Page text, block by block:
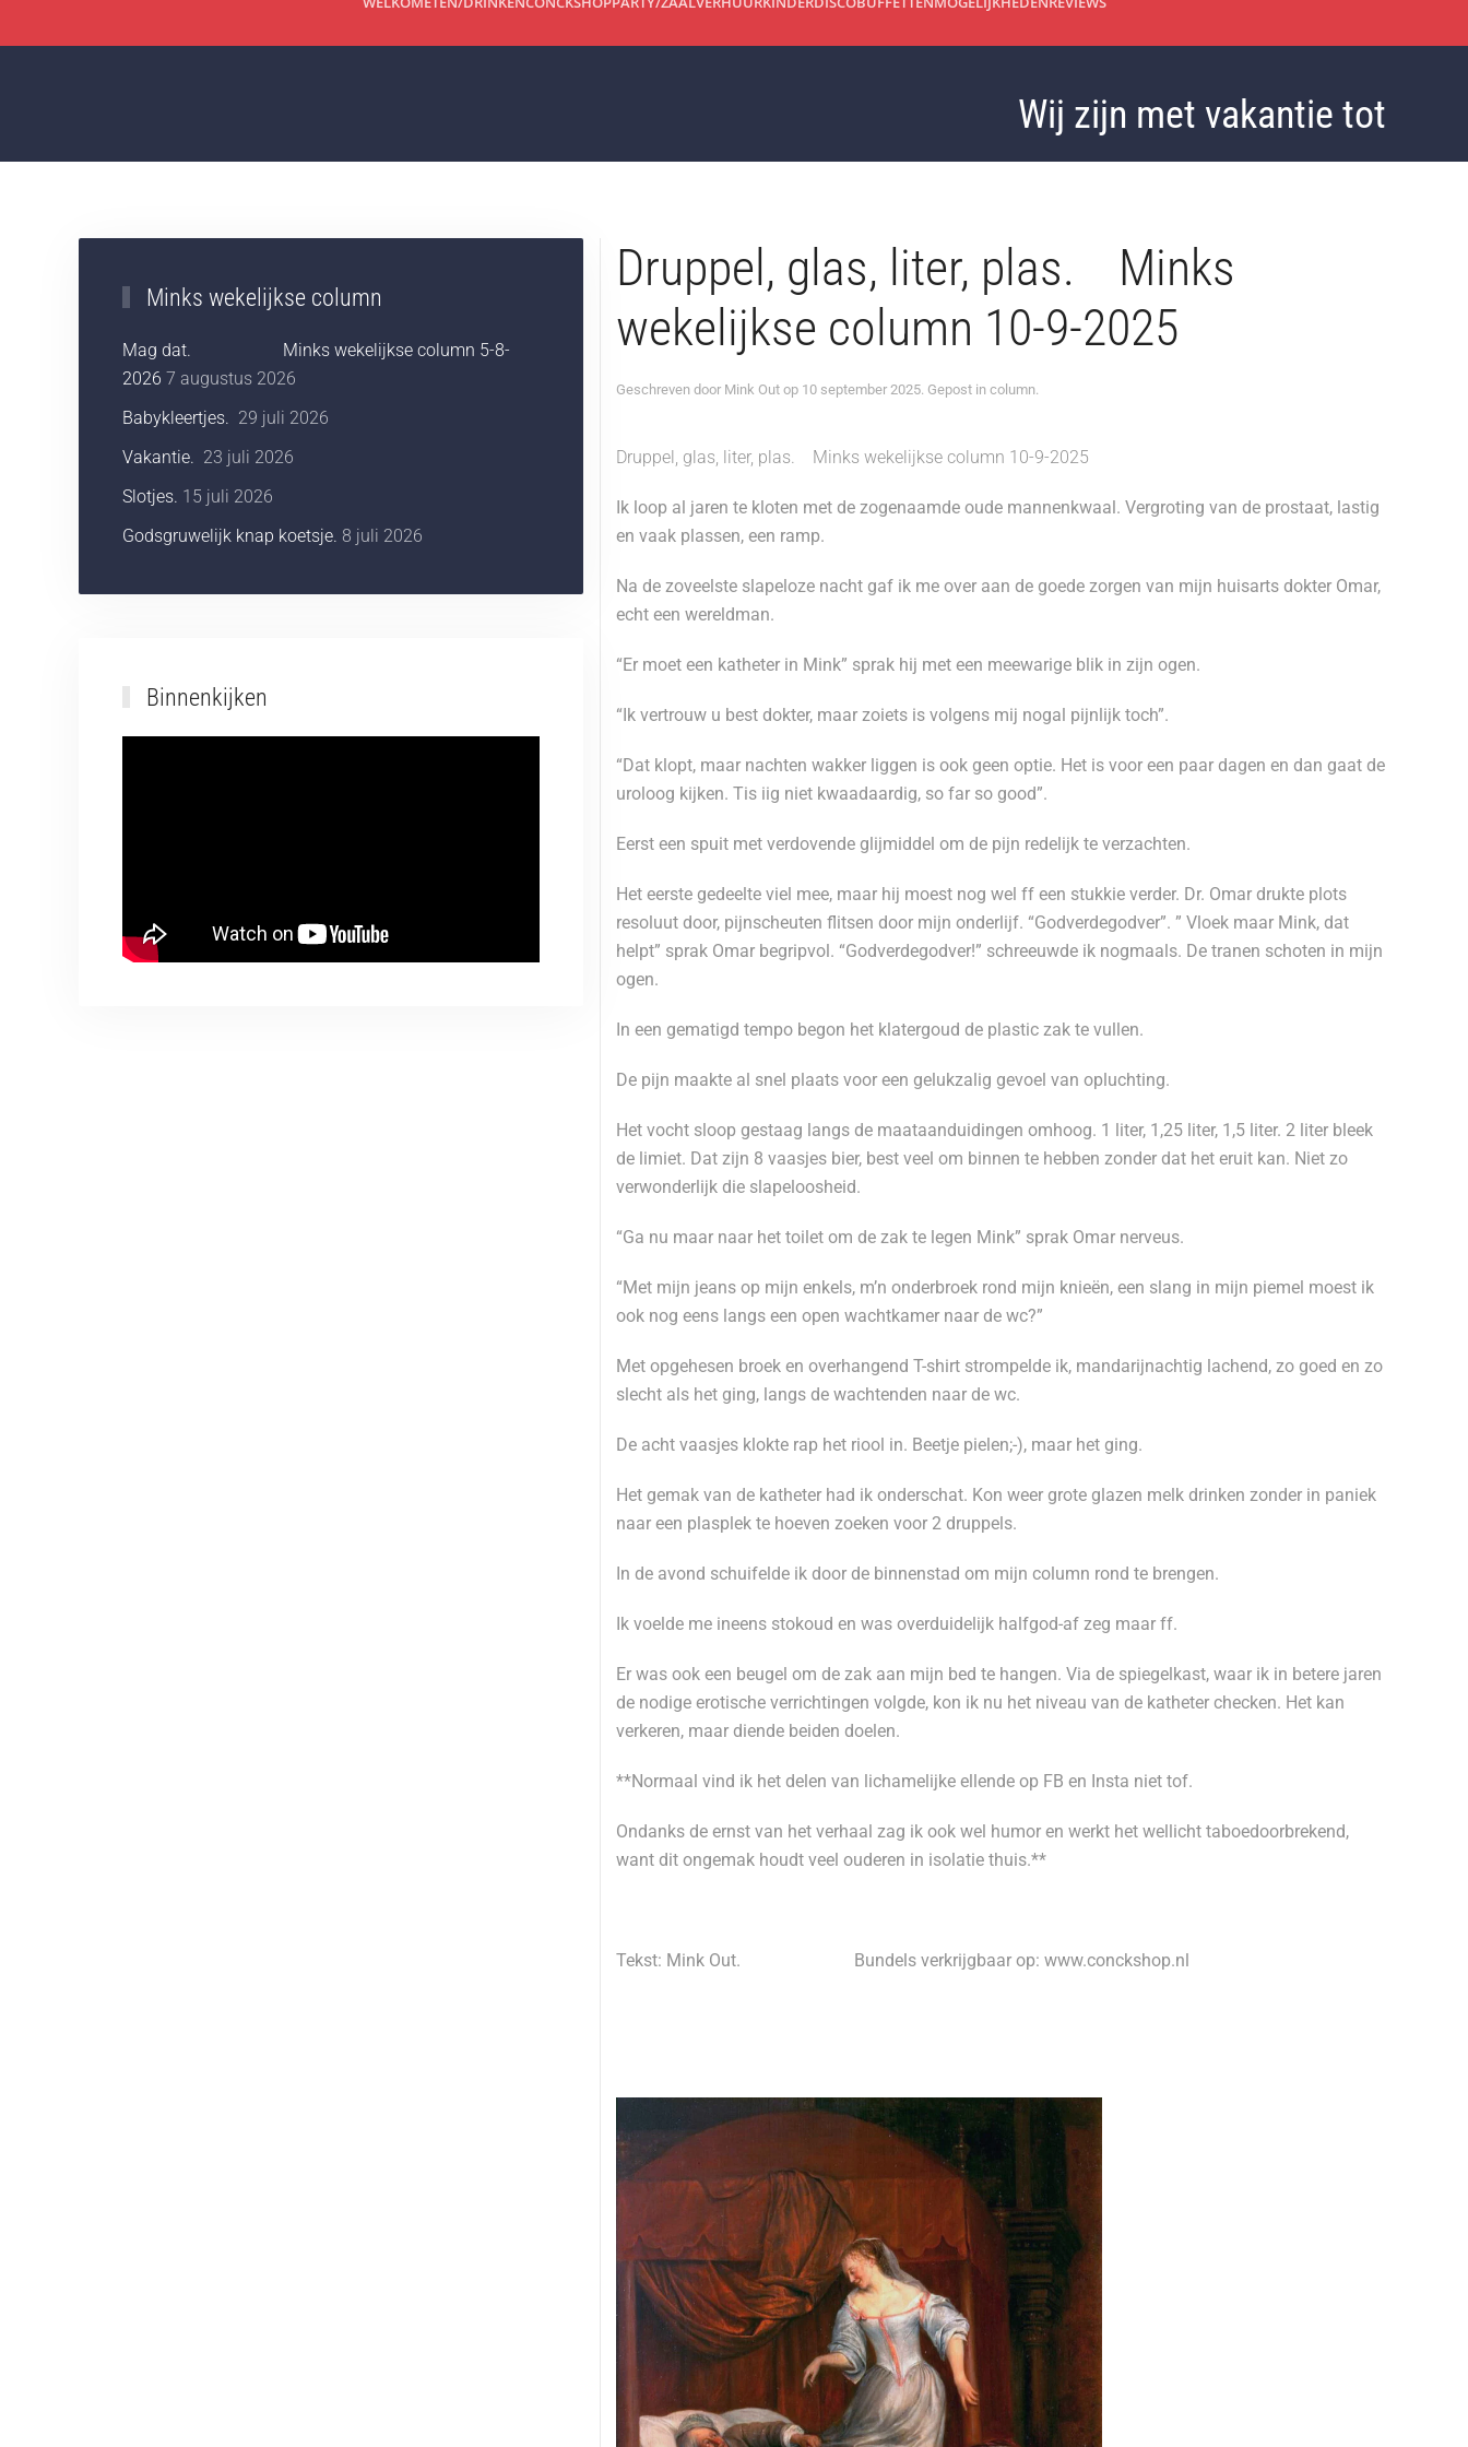
Wij zijn met vakantie tot 3
Druppel, glas, liter, plas. Minks
wekelijkse column 10-9-2025
Geschreven door Mink Out op 10 september 2025. Gepost in column.
Druppel, glas, liter, plas. Minks wekelijkse column 10-9-2025
Ik loop al jaren te kloten met de zogenaamde oude mannenkwaal. Vergroting van de prostaat, lastig
en vaak plassen, een ramp.
Na de zoveelste slapeloze nacht gaf ik me over aan de goede zorgen van mijn huisarts dokter Omar,
echt een wereldman.
“Er moet een katheter in Mink” sprak hij met een meewarige blik in zijn ogen.
“Ik vertrouw u best dokter, maar zoiets is volgens mij nogal pijnlijk toch”.
“Dat klopt, maar nachten wakker liggen is ook geen optie. Het is voor een paar dagen en dan gaat de
uroloog kijken. Tis iig niet kwaadaardig, so far so good”.
Eerst een spuit met verdovende glijmiddel om de pijn redelijk te verzachten.
Het eerste gedeelte viel mee, maar hij moest nog wel ff een stukkie verder. Dr. Omar drukte plots
resoluut door, pijnscheuten flitsen door mijn onderlijf. “Godverdegodver”. ” Vloek maar Mink, dat
helpt” sprak Omar begripvol. “Godverdegodver!” schreeuwde ik nogmaals. De tranen schoten in mijn
ogen.
In een gematigd tempo begon het klatergoud de plastic zak te vullen.
De pijn maakte al snel plaats voor een gelukzalig gevoel van opluchting.
Het vocht sloop gestaag langs de maataanduidingen omhoog. 1 liter, 1,25 liter, 1,5 liter. 2 liter bleek
de limiet. Dat zijn 8 vaasjes bier, best veel om binnen te hebben zonder dat het eruit kan. Niet zo
verwonderlijk die slapeloosheid.
“Ga nu maar naar het toilet om de zak te legen Mink” sprak Omar nerveus.
“Met mijn jeans op mijn enkels, m’n onderbroek rond mijn knieën, een slang in mijn piemel moest ik
ook nog eens langs een open wachtkamer naar de wc?”
Met opgehesen broek en overhangend T-shirt strompelde ik, mandarijnachtig lachend, zo goed en zo
slecht als het ging, langs de wachtenden naar de wc.
De acht vaasjes klokte rap het riool in. Beetje pielen;-), maar het ging.
Het gemak van de katheter had ik onderschat. Kon weer grote glazen melk drinken zonder in paniek
naar een plasplek te hoeven zoeken voor 2 druppels.
In de avond schuifelde ik door de binnenstad om mijn column rond te brengen.
Ik voelde me ineens stokoud en was overduidelijk halfgod-af zeg maar ff.
Er was ook een beugel om de zak aan mijn bed te hangen. Via de spiegelkast, waar ik in betere jaren
de nodige erotische verrichtingen volgde, kon ik nu het niveau van de katheter checken. Het kan
verkeren, maar diende beiden doelen.
**Normaal vind ik het delen van lichamelijke ellende op FB en Insta niet tof.
Ondanks de ernst van het verhaal zag ik ook wel humor en werkt het wellicht taboedoorbrekend,
want dit ongemak houdt veel ouderen in isolatie thuis.**
Tekst: Mink Out. Bundels verkrijgbaar op: www.conckshop.nl
Minks wekelijkse column
Mag dat. Minks wekelijkse column 5-8-
2026 7 augustus 2026
Babykleertjes. 29 juli 2026
Vakantie. 23 juli 2026
Slotjes. 15 juli 2026
Godsgruwelijk knap koetsje. 8 juli 2026
Binnenkijken